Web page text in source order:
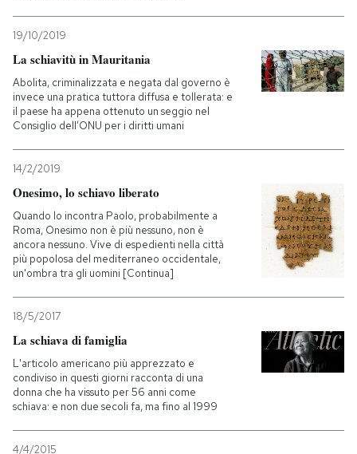
19/10/2019
La schiavitù in Mauritania
Abolita, criminalizzata e negata dal governo è
invece una pratica tuttora diffusa e tollerata: e
il paese ha appena ottenuto un seggio nel
Consiglio dell’ONU per i diritti umani
14/2/2019
Onesimo, lo schiavo liberato
Quando lo incontra Paolo, probabilmente a
Roma, Onesimo non è più nessuno, non è
ancora nessuno. Vive di espedienti nella città
più popolosa del mediterraneo occidentale,
un'ombra tra gli uomini [Continua]
18/5/2017
La schiava di famiglia
L'articolo americano più apprezzato e
condiviso in questi giorni racconta di una
donna che ha vissuto per 56 anni come
schiava: e non due secoli fa, ma fino al 1999
4/4/2015